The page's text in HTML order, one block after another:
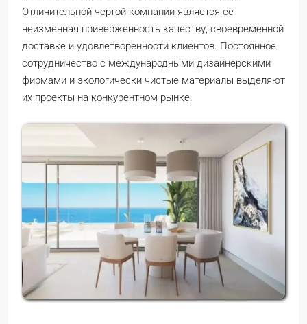
Отличительной чертой компании является ее
неизменная приверженность качеству, своевременной
доставке и удовлетворенности клиентов. Постоянное
сотрудничество с международными дизайнерскими
фирмами и экологически чистые материалы выделяют
их проекты на конкурентном рынке.